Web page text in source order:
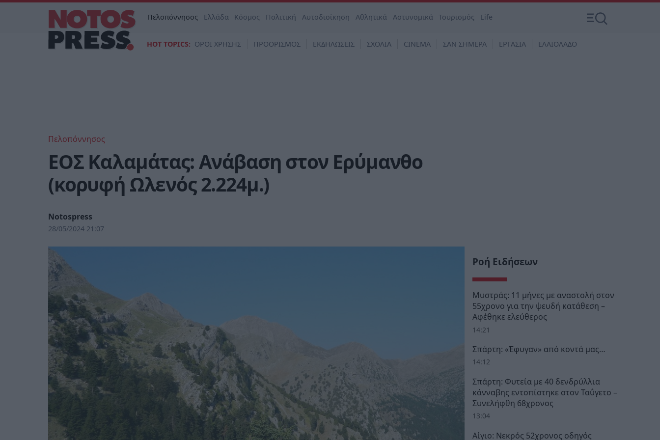
Πελοπόννησος Ελλάδα Κόσμος Πολιτική Αυτοδιοίκηση Αθλητικά Αστυνομικά Τουρισμός Life
HOT TOPICS: ΟΡΟΙ ΧΡΗΣΗΣ ΠΡΟΟΡΙΣΜΟΣ ΕΚΔΗΛΩΣΕΙΣ ΣΧΟΛΙΑ CINEMA ΣΑΝ ΣΗΜΕΡΑ ΕΡΓΑΣΙΑ ΕΛΑΙΟΛΑΔΟ
Πελοπόννησος
ΕΟΣ Καλαμάτας: Ανάβαση στον Ερύμανθο
(κορυφή Ωλενός 2.224μ.)
Notospress
28/05/2024 21:07
Ροή Ειδήσεων
Μυστράς: 11 μήνες με αναστολή στον
55χρονο για την ψευδή κατάθεση –
Αφέθηκε ελεύθερος
14:21
Σπάρτη: «Έφυγαν» από κοντά μας…
14:12
Σπάρτη: Φυτεία με 40 δενδρύλλια
κάνναβης εντοπίστηκε στον Ταΰγετο –
Συνελήφθη 68χρονος
13:04
Αίγιο: Νεκρός 52χρονος οδηγός